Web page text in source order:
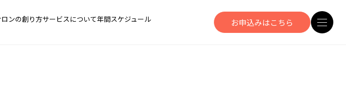
ンの創り方サービスについて年間スケジュール お申込みはこちら